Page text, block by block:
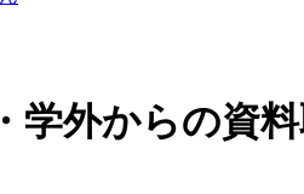
外からの資料